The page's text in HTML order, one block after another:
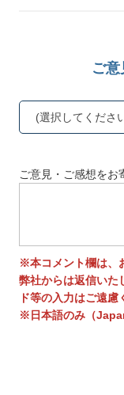
ご
(選択してくださ
ご意見・ご感想をお
※本コメント欄は、
弊社からは返信いた
ド等の入力はご遠慮
※日本語のみ（